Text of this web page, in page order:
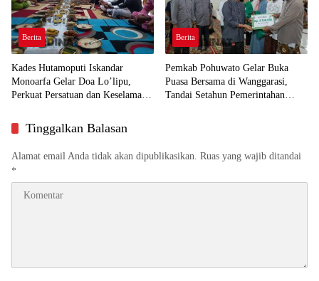
Berita
Kades Hutamoputi Iskandar
Monoarfa Gelar Doa Lo’lipu,
Perkuat Persatuan dan Keselamatan
Berita
Pemkab Pohuwato Gelar Buka
Puasa Bersama di Wanggarasi,
Tandai Setahun Pemerintahan
Tinggalkan Balasan
Alamat email Anda tidak akan dipublikasikan. Ruas yang wajib ditandai
*